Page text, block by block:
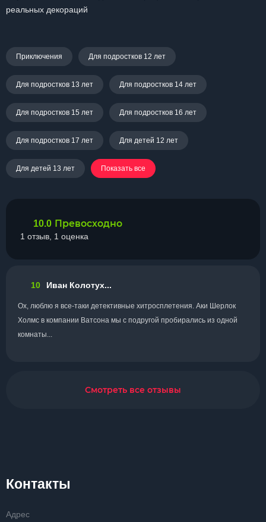
реальных декораций
Приключения Для подростков 12 лет
Для подростков 13 лет Для подростков 14 лет
Для подростков 15 лет Для подростков 16 лет
Для подростков 17 лет Для детей 12 лет
Для детей 13 лет Показать все
10.0 Превосходно
1 отзыв, 1 оценка
10 Иван Колотух...
Ох, люблю я все-таки детективные хитросплетения. Аки Шерлок
Холмс в компании Ватсона мы с подругой пробирались из одной
комнаты...
Смотреть все отзывы
Контакты
Адрес